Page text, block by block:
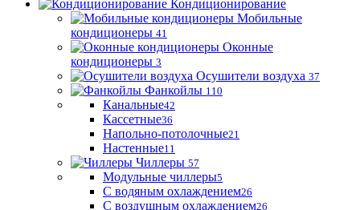
Кондиционирование
Мобильные
кондиционеры 41
Оконные
кондиционеры 3
Осушители воздуха 37
Фанкойлы 110
Канальные42
Кассетные36
Напольно-потолочные21
Настенные11
Чиллеры 57
Модульные чиллеры5
С водяным охлаждением26
С воздушным охлаждением26